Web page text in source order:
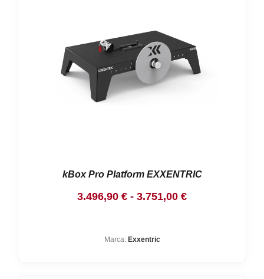
kBox Pro Platform EXXENTRIC
3.496,90 € - 3.751,00 €Rango
Marca: Exxentric